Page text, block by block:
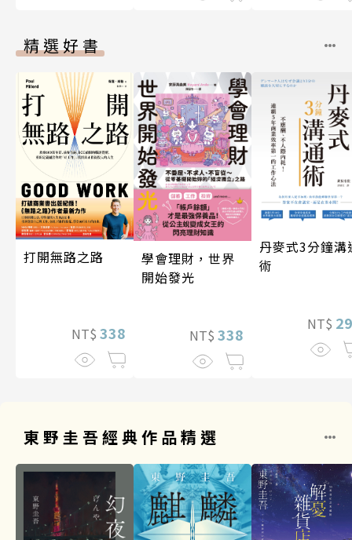
精選好書
打開無路之路
NT$ 338
學會理財，世界
開始發光
NT$ 338
丹麥式3分鐘溝
術
NT$
東野圭吾經典作品精選